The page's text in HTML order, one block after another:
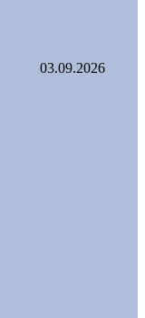
03.09.2026